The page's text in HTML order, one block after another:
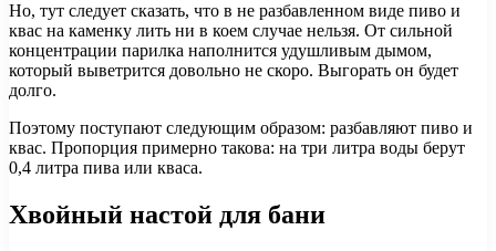
Но, тут следует сказать, что в не разбавленном виде пиво и
квас на каменку лить ни в коем случае нельзя. От сильной
концентрации парилка наполнится удушливым дымом,
который выветрится довольно не скоро. Выгорать он будет
долго.
Поэтому поступают следующим образом: разбавляют пиво и
квас. Пропорция примерно такова: на три литра воды берут
0,4 литра пива или кваса.
Хвойный настой для бани